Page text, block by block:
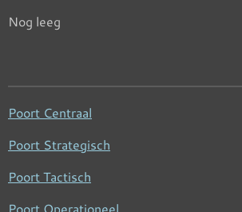
Nog leeg
Poort Centraal
Poort Strategisch
Poort Tactisch